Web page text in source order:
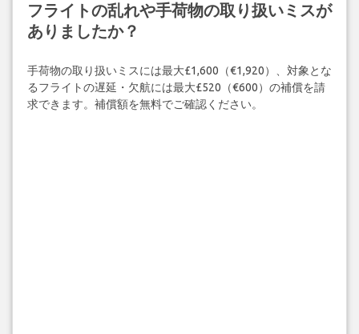
フライトの乱れや手荷物の取り扱いミスが
ありましたか？
手荷物の取り扱いミスには最大£1,600（€1,920）、対象とな
るフライトの遅延・欠航には最大£520（€600）の補償を請
求できます。補償額を無料でご確認ください。